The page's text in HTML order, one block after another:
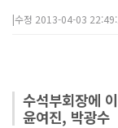
|수정 2013-04-03
수석부회장에
윤여진, 박광수